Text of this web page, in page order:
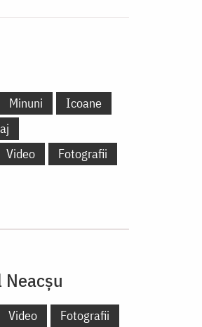
Minuni
Icoane
Video Fotografii
Video
Fotografii